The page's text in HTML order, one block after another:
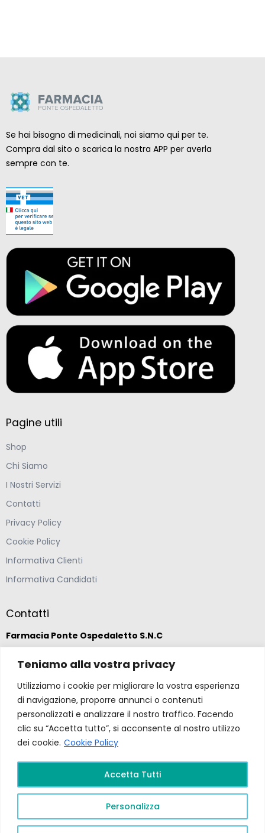
Teniamo alla vostra privacy
Utilizziamo i cookie per migliorare la vostra esperienza
di navigazione, proporre annunci o contenuti
personalizzati e analizzare il nostro traffico. Facendo
clic su “Accetta tutto”, si acconsente al nostro utilizzo
dei cookie. Cookie Policy
Personalizza
Accetta Tutti
Se hai bisogno di medicinali, noi siamo qui per te.
Compra dal sito o scarica la nostra APP per averla
sempre con te.
Pagine utili
Shop
Chi Siamo
I Nostri Servizi
Contatti
Privacy Policy
Cookie Policy
Informativa Clienti
Informativa Candidati
Contatti
Farmacia Ponte Ospedaletto S.N.C
Via della Solidarietà 2,
47020 Longiano, Forlì-Cesena
(39) 0547 57265
farmacia@ponteospedaletto.it
Farmacia Ponte Ospedaletto 2026. Tutti diritti
riservati a Farmacia Ponte Ospedaletto. Sito creato
Gruppo Ingegneria.Privacy Policy –
C.F.04323760407PR FESR EMILIA ROMAGNA